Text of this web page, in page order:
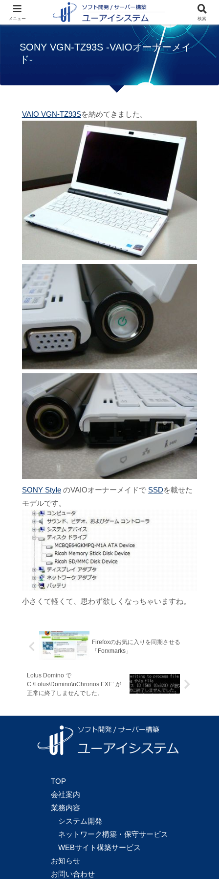
ブログ
SONY VGN-TZ93S -VAIO
オーナーメイド-
SONY VGN-TZ93S -VAIOオーナーメイ
ド-
VAIO VGN-TZ93Sを納めてきました。
SONY StyleのVAIOオーナーメイドで SSDを載せた
モデルです。
小さくて軽くて、思わず欲しくなっちゃいますね。
Firefoxのお気に入りを同期させる
「Forxmarks」
Lotus Domino で
C:\Lotus\Domino\nChronos.EXE’ が
正常に終了しませんでした。
TOP
会社案内
業務内容
システム開発
ネットワーク構築・保守サービス
WEBサイト構築サービス
お知らせ
お問い合わせ
メニュー 検索